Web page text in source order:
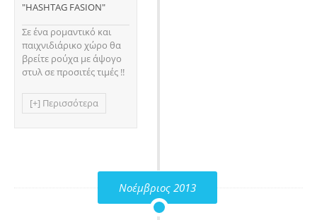
"HASHTAG FASION"
Σε ένα ρομαντικό και
παιχνιδιάρικο χώρο θα
βρείτε ρούχα με άψογο
στυλ σε προσιτές τιμές !!
[+] Περισσότερα
Νοέμβριος 2013